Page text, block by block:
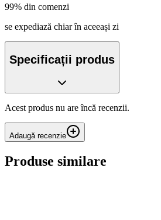
99% din comenzi
se expediază chiar în aceeași zi
Specificații produs
Acest produs nu are încă recenzii.
Adaugă recenzie
Produse similare